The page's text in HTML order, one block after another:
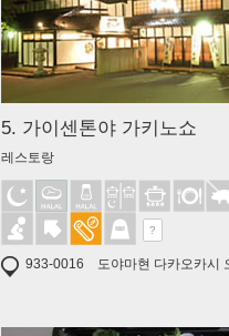
5. 가이센톤야 가키노쇼
레스토랑
?
933-0016 도야마현 다카오카시